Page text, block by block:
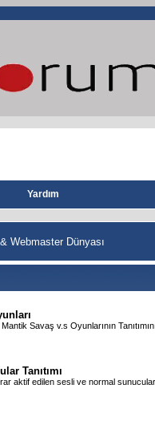
Yardım
Webmaster Dünyası
Savaş v.s Oyunlarının
Tanıtımı
aktif edilen sesli ve normal